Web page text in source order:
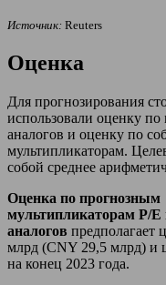
Источник: Reuters
Оценка
Для прогнозирования
использовали оценку по
аналогов и оценку по
мультипликаторам.
собой среднее
Оценка по прогнозным
мультипликаторам P/E
аналогов предполагает
млрд (CNY 29,5 млрд) и
на конец 2023 года.